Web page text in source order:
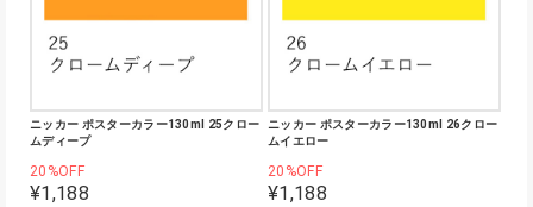
ニッカー ポスターカラー130ml 25クロー
ムディープ
20%OFF
¥1,188
ニッカー ポスターカラー130ml 26クロー
ムイエロー
20%OFF
¥1,188